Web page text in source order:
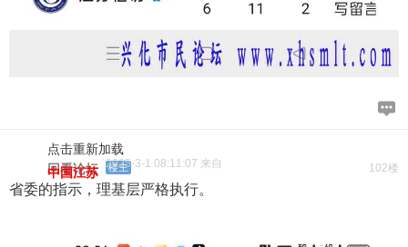
点击重新加载
102楼
回看论坛 楼主
2025-3-1 08:11:07 来自
中国江苏
省委的指示，理基层严格执行。